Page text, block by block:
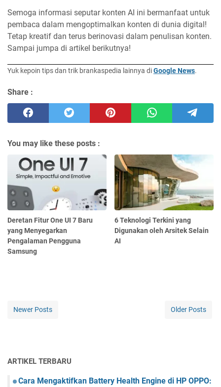
Semoga informasi seputar konten AI ini bermanfaat untuk
pembaca dalam mengoptimalkan konten di dunia digital!
Tetap kreatif dan terus berinovasi dalam penulisan konten.
Sampai jumpa di artikel berikutnya!
Yuk kepoin tips dan trik brankaspedia lainnya diGoogle News.
Share :
You may like these posts :
Deretan Fitur One UI 7 Baru
yang Menyegarkan
Pengalaman Pengguna
Samsung
6 Teknologi Terkini yang
Digunakan oleh Arsitek Selain
AI
Newer Posts Older Posts
ARTIKEL TERBARU
Cara Mengaktifkan Battery Health Engine di HP OPPO: